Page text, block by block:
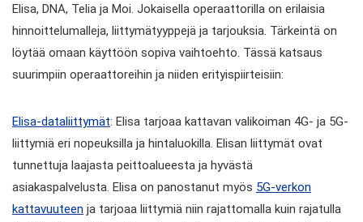
Elisa, DNA, Telia ja Moi. Jokaisella operaattorilla on erilaisia
hinnoittelumalleja, liittymätyyppejä ja tarjouksia. Tärkeintä on
löytää omaan käyttöön sopiva vaihtoehto. Tässä katsaus
suurimpiin operaattoreihin ja niiden erityispiirteisiin:
Elisa-dataliittymät: Elisa tarjoaa kattavan valikoiman 4G- ja 5G-
liittymiä eri nopeuksilla ja hintaluokilla. Elisan liittymät ovat
tunnettuja laajasta peittoalueesta ja hyvästä
asiakaspalvelusta. Elisa on panostanut myös 5G-verkon
kattavuuteen ja tarjoaa liittymiä niin rajattomalla kuin rajatulla